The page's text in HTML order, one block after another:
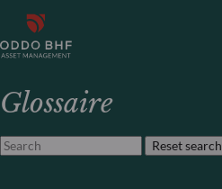
Glossaire
Reset search